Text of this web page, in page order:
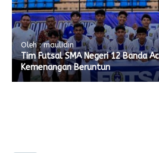
Oleh : maulidin
Tim Futsal SMA Negeri 12 Banda
Kemenangan Beruntun